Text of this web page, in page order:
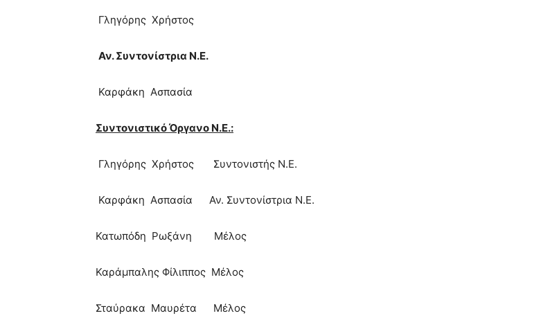
Γληγόρης Χρήστος
Αν. Συντονίστρια Ν.Ε.
Καρφάκη Ασπασία
Συντονιστικό Όργανο Ν.Ε.:
Γληγόρης Χρήστος Συντονιστής Ν.Ε.
Καρφάκη Ασπασία Αν. Συντονίστρια Ν.Ε.
Κατωπόδη Ρωξάνη Μέλος
Καράμπαλης Φίλιππος Μέλος
Σταύρακα Μαυρέτα Μέλος